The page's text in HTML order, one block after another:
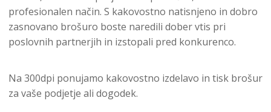
profesionalen način. S kakovostno natisnjeno in dobro
zasnovano brošuro boste naredili dober vtis pri
poslovnih partnerjih in izstopali pred konkurenco.
Na 300dpi ponujamo kakovostno izdelavo in tisk brošur
za vaše podjetje ali dogodek.